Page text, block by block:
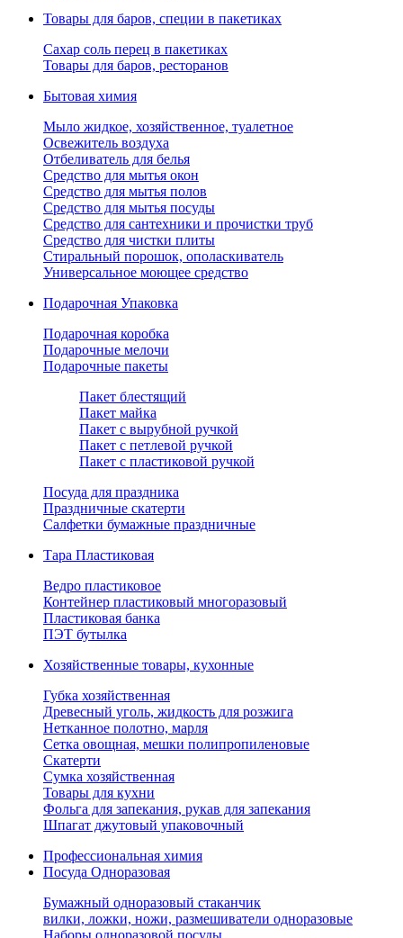
Товары для баров, специи в пакетиках
Сахар соль перец в пакетиках
Товары для баров, ресторанов
Бытовая химия
Мыло жидкое, хозяйственное, туалетное
Освежитель воздуха
Отбеливатель для белья
Средство для мытья окон
Средство для мытья полов
Средство для мытья посуды
Средство для сантехники и прочистки труб
Средство для чистки плиты
Стиральный порошок, ополаскиватель
Универсальное моющее средство
Подарочная Упаковка
Подарочная коробка
Подарочные мелочи
Подарочные пакеты
Пакет блестящий
Пакет майка
Пакет с вырубной ручкой
Пакет с петлевой ручкой
Пакет с пластиковой ручкой
Посуда для праздника
Праздничные скатерти
Салфетки бумажные праздничные
Тара Пластиковая
Ведро пластиковое
Контейнер пластиковый многоразовый
Пластиковая банка
ПЭТ бутылка
Хозяйственные товары, кухонные
Губка хозяйственная
Древесный уголь, жидкость для розжига
Нетканное полотно, марля
Сетка овощная, мешки полипропиленовые
Скатерти
Сумка хозяйственная
Товары для кухни
Фольга для запекания, рукав для запекания
Шпагат джутовый упаковочный
Профессиональная химия
Посуда Одноразовая
Бумажный одноразовый стаканчик
вилки, ложки, ножи, размешиватели одноразовые
Наборы одноразовой посуды